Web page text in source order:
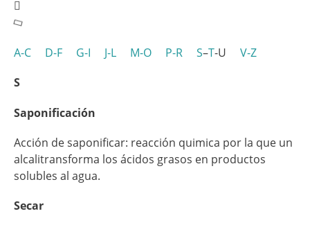
A-C D-F G-I J-L M-O P-R S–T-U V-Z
S
Saponificación
Acción de saponificar: reacción quimica por la que un
alcalitransforma los ácidos grasos en productos
solubles al agua.
Secar